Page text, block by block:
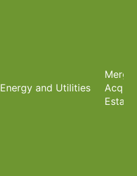
Energy and Utilities